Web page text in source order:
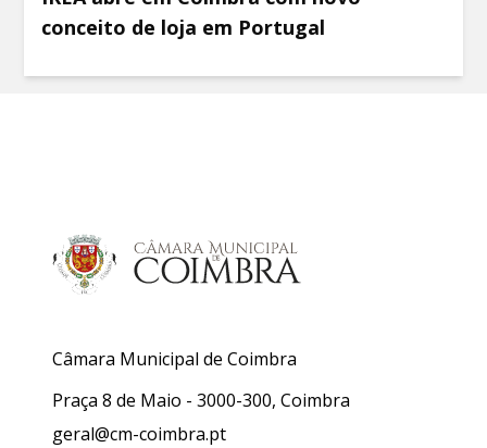
conceito de loja em Portugal
Câmara Municipal de Coimbra
Praça 8 de Maio - 3000-300, Coimbra
geral@cm-coimbra.pt